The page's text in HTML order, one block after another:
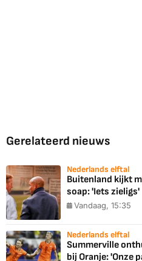
Gerelateerd nieuws
Nederlands elftal
Buitenland kijkt
soap: 'Iets zieligs'
Vandaag, 15:35
Nederlands elftal
Summerville
bij Oranje: 'Onze